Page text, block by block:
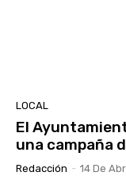
LOCAL
El
una campaña
Redacción - 14 De